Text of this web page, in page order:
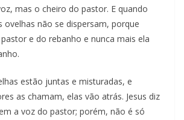
mas o cheiro do pastor. E quando
ovelhas não se dispersam, porque
e do rebanho e nunca mais ela
estão juntas e misturadas, e
as chamam, elas vão atrás. Jesus diz
a voz do pastor; porém, não é só